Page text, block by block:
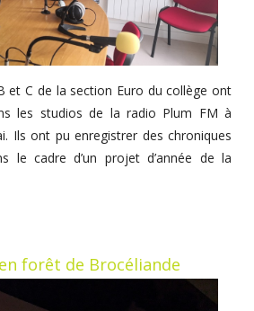
et C de la section Euro du collège ont
les studios de la radio Plum FM à
Ils ont pu enregistrer des chroniques
le cadre d’un projet d’année de la
forêt de Brocéliande